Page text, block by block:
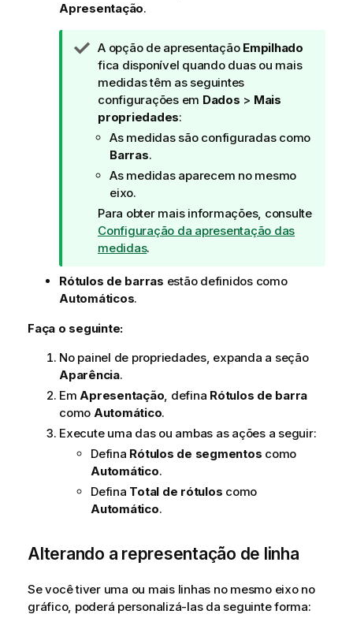
Apresentação.
N
o
t
a
d
e
i
A opção de apresentação Empilhado
fica disponível quando duas ou mais
medidas têm as seguintes
configurações em Dados > Mais
propriedades:
As medidas são configuradas como
Barras.
As medidas aparecem no mesmo
eixo.
Para obter mais informações, consulte
Configuração da apresentação das
medidas.
Rótulos de barras estão definidos como
Automáticos.
Faça o seguinte:
No painel de propriedades, expanda a seção
Aparência.
EmApresentação, defina Rótulos de barra
como Automático.
Execute uma das ou ambas as ações a seguir:
Defina Rótulos de segmentos como
Automático.
Defina Total de rótulos como
Automático.
Alterando a representação de linha
Se você tiver uma ou mais linhas no mesmo eixo no
gráfico, poderá personalizá-las da seguinte forma: